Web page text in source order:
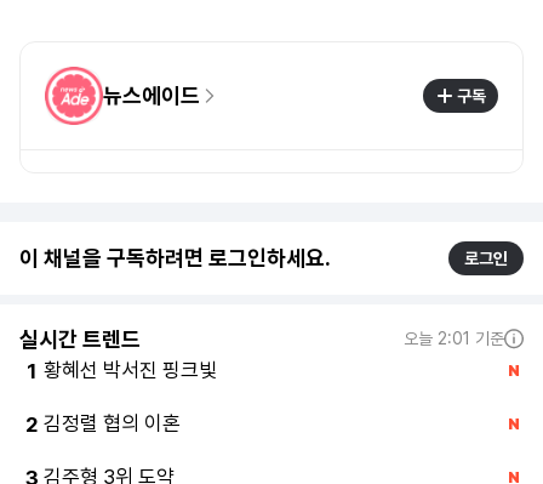
뉴스에이드 구독
이 채널을 구독하려면 로그인하세요. 로그인
실시간 트렌드 오늘 2:01 기준
1 황혜선 박서진 핑크빛
2 김정렬 협의 이혼
3 김주형 3위 도약